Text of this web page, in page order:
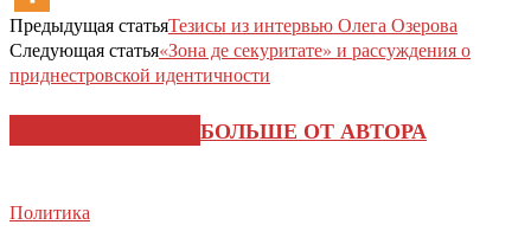
Предыдущая статьяТезисы из интервью Олега Озерова
Следующая статья«Зона де секуритате» и рассуждения о
приднестровской идентичности
БОЛЬШЕ ОТ АВТОРА
Политика